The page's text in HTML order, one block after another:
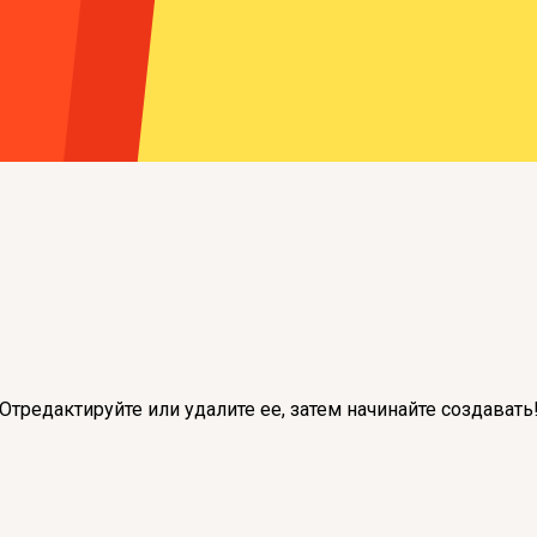
или удалите ее, затем начинайте